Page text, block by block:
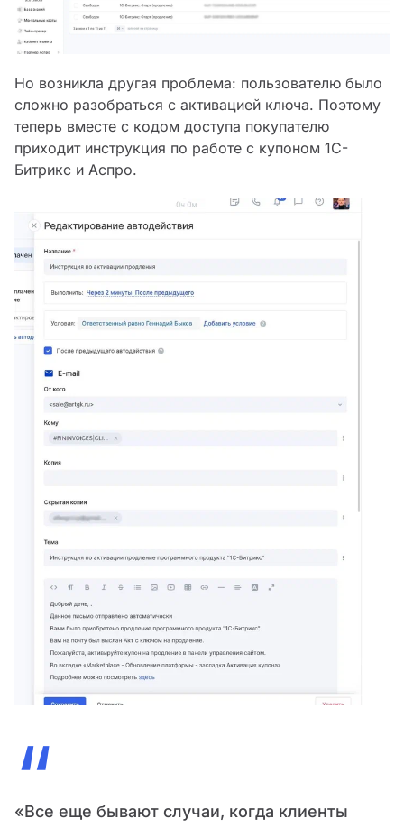
Но возникла другая проблема: пользователю было
сложно разобраться с активацией ключа. Поэтому
теперь вместе с кодом доступа покупателю
приходит инструкция по работе с купоном 1С-
Битрикс и Аспро.
“
«Все еще бывают случаи, когда клиенты